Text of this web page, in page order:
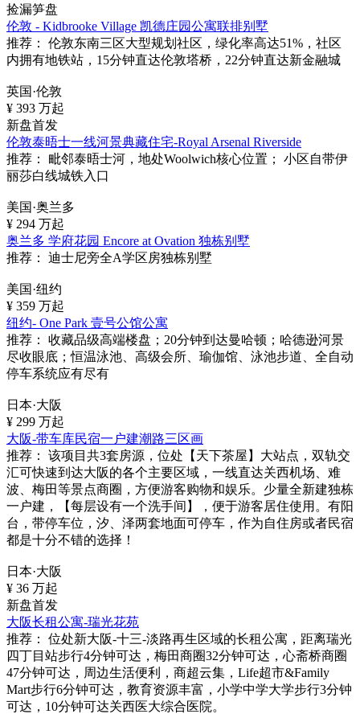
捡漏笋盘
伦敦 - Kidbrooke Village 凯德庄园公寓联排别墅
推荐：
伦敦东南三区大型规划社区，绿化率高达51%，社区
内拥有地铁站，15分钟直达伦敦塔桥，22分钟直达新金融城
英国·伦敦
¥ 393 万起
新盘首发
伦敦泰晤士一线河景典藏住宅-Royal Arsenal Riverside
推荐：
毗邻泰晤士河，地处Woolwich核心位置； 小区自带伊
丽莎白线城铁入口
美国·奥兰多
¥ 294 万起
奥兰多 学府花园 Encore at Ovation 独栋别墅
推荐：
迪士尼旁全A学区房独栋别墅
美国·纽约
¥ 359 万起
纽约- One Park 壹号公馆公寓
推荐：
收藏品级高端楼盘；20分钟到达曼哈顿；哈德逊河景
尽收眼底；恒温泳池、高级会所、瑜伽馆、泳池步道、全自动
停车系统应有尽有
日本·大阪
¥ 299 万起
大阪-带车库民宿一户建潮路三区画
推荐：
该项目共3套房源，位处【天下茶屋】大站点，双轨交
汇可快速到达大阪的各个主要区域，一线直达关西机场、难
波、梅田等景点商圈，方便游客购物和娱乐。少量全新建独栋
一户建，【每层设有一个洗手间】，便于游客居住使用。有阳
台，带停车位，汐、泽两套地面可停车，作为自住房或者民宿
都是十分不错的选择！
日本·大阪
¥ 36 万起
新盘首发
大阪长租公寓-瑞光花苑
推荐：
位处新大阪-十三-淡路再生区域的长租公寓，距离瑞光
四丁目站步行4分钟可达，梅田商圈32分钟可达，心斋桥商圈
47分钟可达，周边生活便利，商超云集，Life超市&Family
Mart步行6分钟可达，教育资源丰富，小学中学大学步行3分钟
可达，10分钟可达关西医大综合医院。